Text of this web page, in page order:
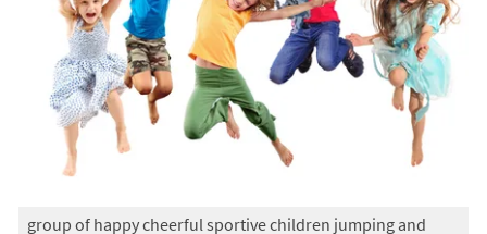
group of happy cheerful sportive children jumping and